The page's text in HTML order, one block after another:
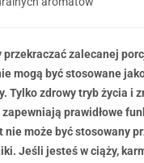
przekraczać zalecanej
mogą być stosowane
Tylko zdrowy tryb życia i
prawidłowe
nie może być stosowany
Jeśli jesteś w ciąży,